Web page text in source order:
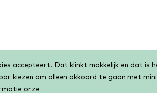
accepteert. Dat klinkt makkelijk en dat is
kiezen om alleen akkoord te gaan met
onze